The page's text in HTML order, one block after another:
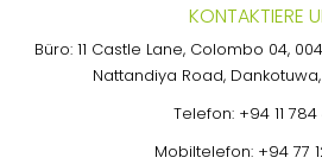
KONTAKTIERE
Büro: 11 Castle Lane, Colombo 04,
Nattandiya Road, Dankotuwa,
Telefon: +94 11
Mobiltelefon: +94 77